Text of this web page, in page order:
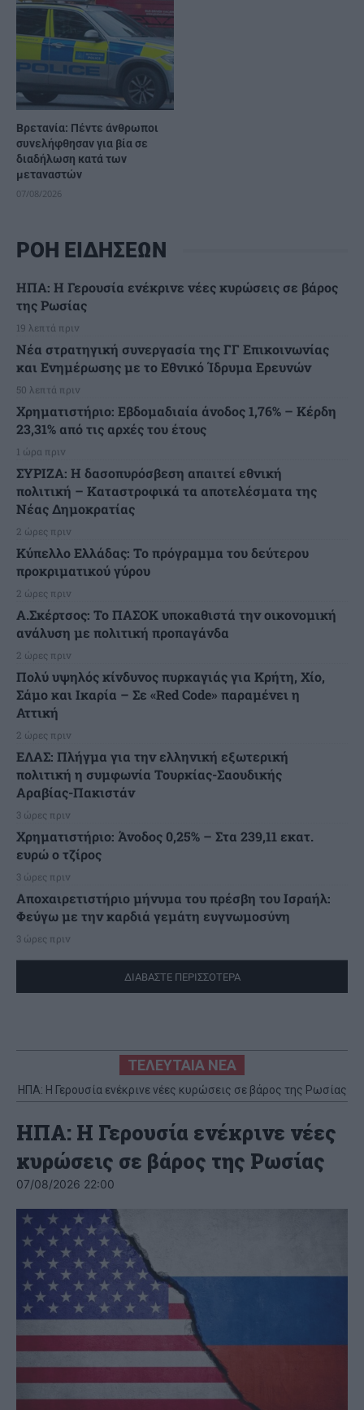
Βρετανία: Πέντε άνθρωποι
συνελήφθησαν για βία σε
διαδήλωση κατά των
μεταναστών
07/08/2026
ΡΟΗ ΕΙΔΗΣΕΩΝ
ΗΠΑ: Η Γερουσία ενέκρινε νέες κυρώσεις σε βάρος
της Ρωσίας
19 λεπτά πριν
Νέα στρατηγική συνεργασία της ΓΓ Επικοινωνίας
και Ενημέρωσης με το Εθνικό Ίδρυμα Ερευνών
50 λεπτά πριν
Χρηματιστήριο: Εβδομαδιαία άνοδος 1,76% – Κέρδη
23,31% από τις αρχές του έτους
1 ώρα πριν
ΣΥΡΙΖΑ: Η δασοπυρόσβεση απαιτεί εθνική
πολιτική – Καταστροφικά τα αποτελέσματα της
Νέας Δημοκρατίας
2 ώρες πριν
Κύπελλο Ελλάδας: Το πρόγραμμα του δεύτερου
προκριματικού γύρου
2 ώρες πριν
Α.Σκέρτσος: Το ΠΑΣΟΚ υποκαθιστά την οικονομική
ανάλυση με πολιτική προπαγάνδα
2 ώρες πριν
Πολύ υψηλός κίνδυνος πυρκαγιάς για Κρήτη, Χίο,
Σάμο και Ικαρία – Σε «Red Code» παραμένει η
Αττική
2 ώρες πριν
ΕΛΑΣ: Πλήγμα για την ελληνική εξωτερική
πολιτική η συμφωνία Τουρκίας-Σαουδικής
Αραβίας-Πακιστάν
3 ώρες πριν
Χρηματιστήριο: Άνοδος 0,25% – Στα 239,11 εκατ.
ευρώ ο τζίρος
3 ώρες πριν
Αποχαιρετιστήριο μήνυμα του πρέσβη του Ισραήλ:
Φεύγω με την καρδιά γεμάτη ευγνωμοσύνη
3 ώρες πριν
ΔΙΑΒΑΣΤΕ ΠΕΡΙΣΣΟΤΕΡΑ